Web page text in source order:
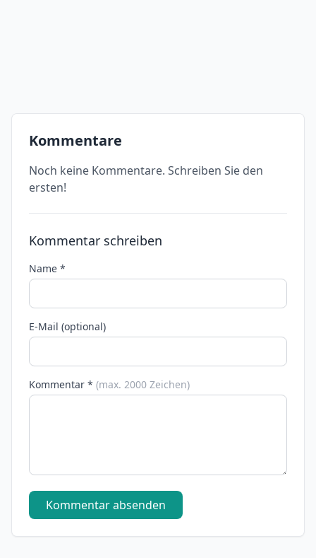
Kommentare
Noch keine Kommentare. Schreiben Sie den
ersten!
Kommentar schreiben
Name *
E-Mail (optional)
Kommentar * (max. 2000 Zeichen)
Kommentar absenden